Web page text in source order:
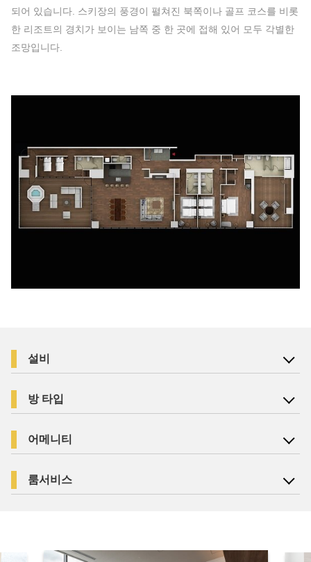
되어 있습니다. 스키장의 풍경이 펼쳐진 북쪽이나 골프 코스를 비롯
한 리조트의 경치가 보이는 남쪽 중 한 곳에 접해 있어 모두 각별한
조망입니다.
설비
방 타입
어메니티
룸서비스